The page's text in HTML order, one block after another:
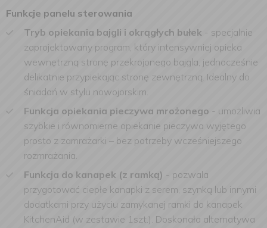
Funkcje panelu sterowania
Tryb opiekania bajgli i okrągłych bułek - specjalnie
zaprojektowany program, który intensywniej opieka
wewnętrzną stronę przekrojonego bajgla, jednocześnie
delikatnie przypiekając stronę zewnętrzną. Idealny do
śniadań w stylu nowojorskim.
Funkcja opiekania pieczywa mrożonego - umożliwia
szybkie i równomierne opiekanie pieczywa wyjętego
prosto z zamrażarki – bez potrzeby wcześniejszego
rozmrażania.
Funkcja do kanapek (z ramką) - pozwala
przygotować ciepłe kanapki z serem, szynką lub innymi
dodatkami przy użyciu zamykanej ramki do kanapek
KitchenAid (w zestawie 1szt.). Doskonała alternatywa